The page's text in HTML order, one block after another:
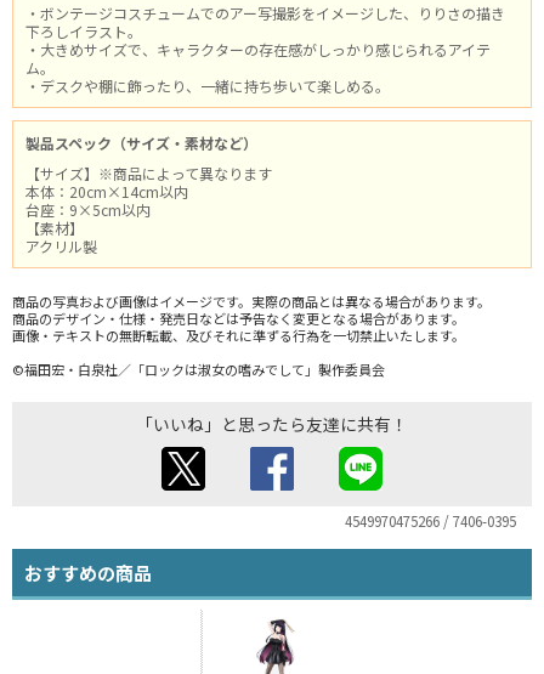
・ボンテージコスチュームでのアー写撮影をイメージした、りりさの描き
下ろしイラスト。
・大きめサイズで、キャラクターの存在感がしっかり感じられるアイテ
ム。
・デスクや棚に飾ったり、一緒に持ち歩いて楽しめる。
製品スペック（サイズ・素材など）
【サイズ】※商品によって異なります
本体：20cm×14cm以内
台座：9×5cm以内
【素材】
アクリル製
商品の写真および画像はイメージです。実際の商品とは異なる場合があります。
商品のデザイン・仕様・発売日などは予告なく変更となる場合があります。
画像・テキストの無断転載、及びそれに準ずる行為を一切禁止いたします。
©福田宏・白泉社／「ロックは淑女の嗜みでして」製作委員会
「いいね」と思ったら友達に共有！
4549970475266 / 7406-0395
おすすめの商品